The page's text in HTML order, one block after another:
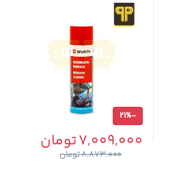
-
21%
7,009,000تومان
8,873,000تومان